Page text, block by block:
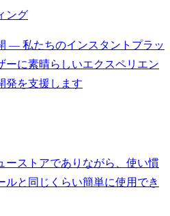
ング
— 私たちのインスタントプラッ
ーに素晴らしいエクスペリエン
発を支援します
ーストアでありながら、使い慣
ルと同じくらい簡単に使用でき